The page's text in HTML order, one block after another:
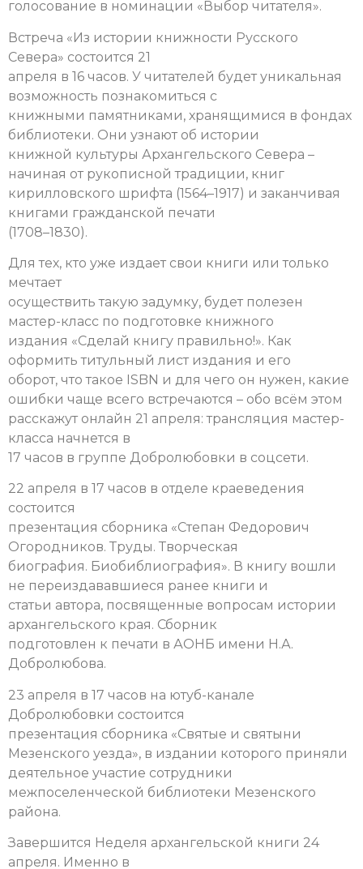
голосование в номинации «Выбор читателя».
Встреча «Из истории книжности Русского
Севера» состоится 21
апреля в 16 часов. У читателей будет уникальная
возможность познакомиться с
книжными памятниками, хранящимися в фондах
библиотеки. Они узнают об истории
книжной культуры Архангельского Севера –
начиная от рукописной традиции, книг
кирилловского шрифта (1564–1917) и заканчивая
книгами гражданской печати
(1708–1830).
Для тех, кто уже издает свои книги или только
мечтает
осуществить такую задумку, будет полезен
мастер-класс по подготовке книжного
издания «Сделай книгу правильно!». Как
оформить титульный лист издания и его
оборот, что такое ISBN и для чего он нужен, какие
ошибки чаще всего встречаются – обо всём этом
расскажут онлайн 21 апреля: трансляция мастер-
класса начнется в
17 часов в группе Добролюбовки в соцсети.
22 апреля в 17 часов в отделе краеведения
состоится
презентация сборника «Степан Федорович
Огородников. Труды. Творческая
биография. Биобиблиография». В книгу вошли
не переиздававшиеся ранее книги и
статьи автора, посвященные вопросам истории
архангельского края. Сборник
подготовлен к печати в АОНБ имени Н.А.
Добролюбова.
23 апреля в 17 часов на ютуб-канале
Добролюбовки состоится
презентация сборника «Святые и святыни
Мезенского уезда», в издании которого приняли
деятельное участие сотрудники
межпоселенческой библиотеки Мезенского
района.
Завершится Неделя архангельской книги 24
апреля. Именно в